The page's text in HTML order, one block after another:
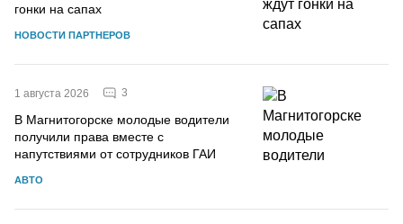
гонки на сапах
НОВОСТИ ПАРТНЕРОВ
1 августа 2026 3
В Магнитогорске молодые водители
получили права вместе с
напутствиями от сотрудников ГАИ
АВТО